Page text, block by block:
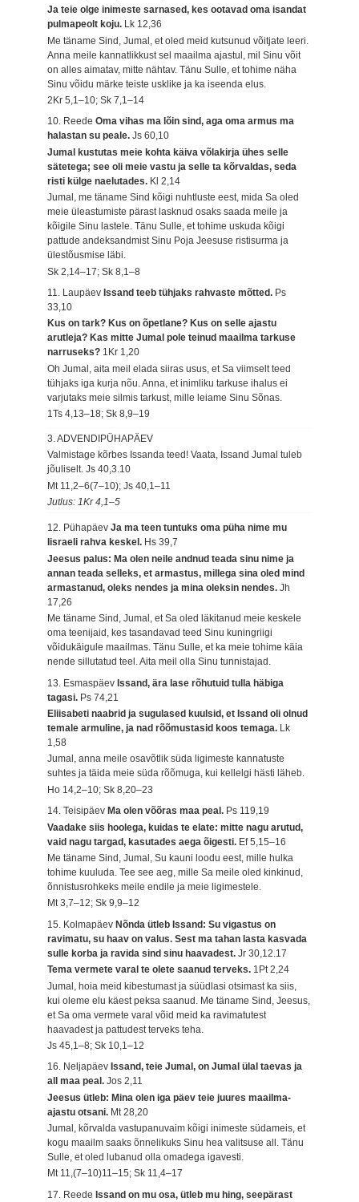
Ja teie olge inimeste sarnased, kes ootavad oma isandat
pulmapeolt koju. Lk 12,36
Me täname Sind, Jumal, et oled meid kutsunud võitjate leeri.
Anna meile kannatlikkust sel maailma ajastul, mil Sinu võit
on alles aimatav, mitte nähtav. Tänu Sulle, et tohime näha
Sinu võidu märke teiste usklike ja ka iseenda elus.
2Kr 5,1–10; Sk 7,1–14
10. ReedeOma vihas ma lõin sind, aga oma armus ma
halastan su peale.Js 60,10
Jumal kustutas meie kohta käiva võlakirja ühes selle
sätetega; see oli meie vastu ja selle ta kõrvaldas, seda
risti külge naelutades. Kl 2,14
Jumal, me täname Sind kõigi nuhtluste eest, mida Sa oled
meie üleastumiste pärast lasknud osaks saada meile ja
kõigile Sinu lastele. Tänu Sulle, et tohime uskuda kõigi
pattude andeksandmist Sinu Poja Jeesuse ristisurma ja
ülestõusmise läbi.
Sk 2,14–17; Sk 8,1–8
11. Laupäev Issand teeb tühjaks rahvaste mõtted. Ps
33,10
Kus on tark? Kus on õpetlane? Kus on selle ajastu
arutleja? Kas mitte Jumal pole teinud maailma tarkuse
narruseks? 1Kr 1,20
Oh Jumal, aita meil elada siiras usus, et Sa viimselt teed
tühjaks iga kurja nõu. Anna, et inimliku tarkuse ihalus ei
varjutaks meie silmis tarkust, mille leiame Sinu Sõnas.
1Ts 4,13–18; Sk 8,9–19
3. ADVENDIPÜHAPÄEV
Valmistage kõrbes Issanda teed! Vaata, Issand Jumal tuleb
jõuliselt.Js 40,3.10
Mt 11,2–6(7–10); Js 40,1–11
Jutlus: 1Kr 4,1–5
12. PühapäevJa ma teen tuntuks oma püha nime mu
Iisraeli rahva keskel. Hs 39,7
Jeesus palus: Ma olen neile andnud teada sinu nime ja
annan teada selleks, et armastus, millega sina oled mind
armastanud, oleks nendes ja mina oleksin nendes.Jh
17,26
Me täname Sind, Jumal, et Sa oled läkitanud meie keskele
oma teenijaid, kes tasandavad teed Sinu kuningriigi
võidukäigule maailmas. Tänu Sulle, et ka meie tohime käia
nende sillutatud teel. Aita meil olla Sinu tunnistajad.
13. EsmaspäevIssand, ära lase rõhutuid tulla häbiga
tagasi. Ps 74,21
Eliisabeti naabrid ja sugulased kuulsid, et Issand oli olnud
temale armuline, ja nad rõõmustasid koos temaga. Lk
1,58
Jumal, anna meile osavõtlik süda ligimeste kannatuste
suhtes ja täida meie süda rõõmuga, kui kellelgi hästi läheb.
Ho 14,2–10; Sk 8,20–23
14. Teisipäev Ma olen võõras maa peal. Ps 119,19
Vaadake siis hoolega, kuidas te elate: mitte nagu arutud,
vaid nagu targad, kasutades aega õigesti. Ef 5,15–16
Me täname Sind, Jumal, Su kauni loodu eest, mille hulka
tohime kuuluda. Tee see aeg, mille Sa meile oled kinkinud,
õnnistusrohkeks meile endile ja meie ligimestele.
Mt 3,7–12; Sk 9,9–12
15. KolmapäevNõnda ütleb Issand: Su vigastus on
ravimatu, su haav on valus. Sest ma tahan lasta kasvada
sulle korba ja ravida sind sinu haavadest.Jr 30,12.17
Tema vermete varal te olete saanud terveks. 1Pt 2,24
Jumal, hoia meid kibestumast ja süüdlasi otsimast ka siis,
kui oleme elu käest peksa saanud. Me täname Sind, Jeesus,
et Sa oma vermete varal võid meid ka ravimatutest
haavadest ja pattudest terveks teha.
Js 45,1–8; Sk 10,1–12
16. Neljapäev Issand, teie Jumal, on Jumal ülal taevas ja
all maa peal.Jos 2,11
Jeesus ütleb: Mina olen iga päev teie juures maailma-
ajastu otsani. Mt 28,20
Jumal, kõrvalda vastupanuvaim kõigi inimeste südameis, et
kogu maailm saaks õnnelikuks Sinu hea valitsuse all. Tänu
Sulle, et oled lubanud olla omadega igavesti.
Mt 11,(7–10)11–15; Sk 11,4–17
17. ReedeIssand on mu osa, ütleb mu hing, seepärast